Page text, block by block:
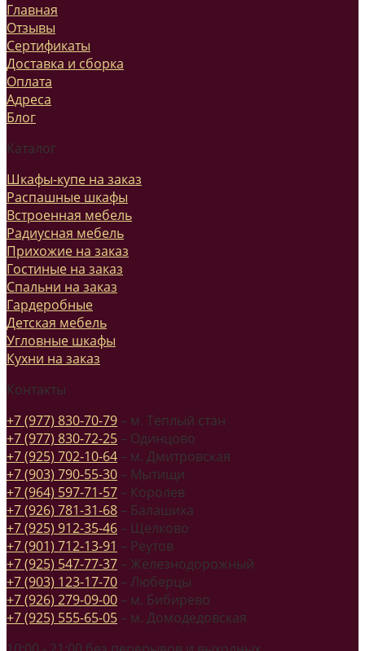
Главная
Отзывы
Сертификаты
Доставка и сборка
Оплата
Адреса
Блог
Каталог
Шкафы-купе на заказ
Распашные шкафы
Встроенная мебель
Радиусная мебель
Прихожие на заказ
Гостиные на заказ
Спальни на заказ
Гардеробные
Детская мебель
Угловные шкафы
Кухни на заказ
Контакты
+7 (977) 830-70-79 – м. Теплый стан
+7 (977) 830-72-25 – Одинцово
+7 (925) 702-10-64 – м. Дмитровская
+7 (903) 790-55-30 – Мытищи
+7 (964) 597-71-57 – Королев
+7 (926) 781-31-68 – Балашиха
+7 (925) 912-35-46 – Щелково
+7 (901) 712-13-91 – Реутов
+7 (925) 547-77-37 – Железнодорожный
+7 (903) 123-17-70 – Люберцы
+7 (926) 279-09-00 – м. Бибирево
+7 (925) 555-65-05 – м. Домодедовская